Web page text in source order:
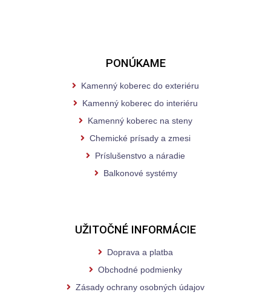
PONÚKAME
Kamenný koberec do exteriéru
Kamenný koberec do interiéru
Kamenný koberec na steny
Chemické prísady a zmesi
Príslušenstvo a náradie
Balkonové systémy
UŽITOČNÉ INFORMÁCIE
Doprava a platba
Obchodné podmienky
Zásady ochrany osobných údajov